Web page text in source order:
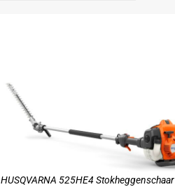
HUSQVARNA 525HE4 Stokheggenschaar